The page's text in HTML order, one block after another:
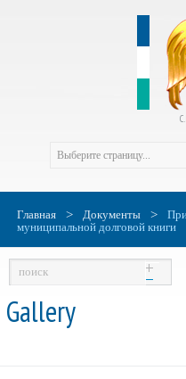
Главная > Документы >
муниципальной долговой книги
Gallery